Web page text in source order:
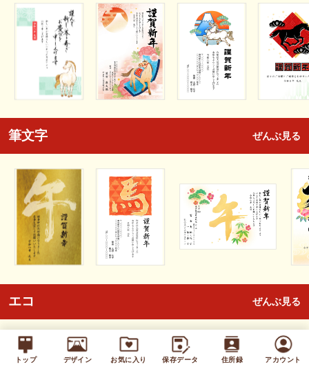
トップ デザイン お気に入り 保存データ 住所録 アカウント
筆文字 ぜんぶ見る
エコ ぜんぶ見る